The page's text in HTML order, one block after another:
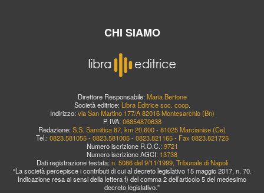
CHI SIAMO
Direttore Responsabile: Maria Bertone
Società editrice: Libra Editrice soc. coop.
Indirizzo: via San Martino 177/A 82016 Montesarchio (Bn)
P. IVA: 06854870638
Redazione: S.S. Sannitica 87, km 20,600 - 81025 Marcianise (Ce)
Tel.: 0823.581055 - 0823.581005 - 0823.821165 - Fax 0823.821725
Numero iscrizione R.O.C.: 9721
Numero iscrizione AGCI: 13738
Dati registrazione testata: n. 5086 del 9/11/1999, Tribunale di Napoli
“La società percepisce i contributi di cui al decreto legislativo 15 maggio 2017, n. 70.
Indicazione resa ai sensi della lettera f) del comma 2 dell’articolo 5 del medesimo
decreto legislativo.”